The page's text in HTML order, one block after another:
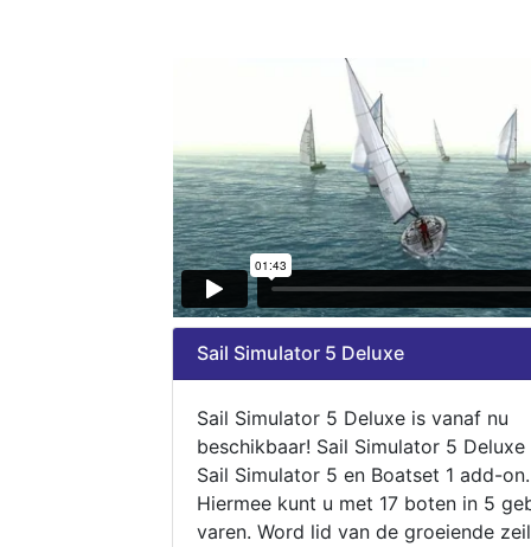
Sail Simulator 5 Deluxe
Sail Simulator 5 Deluxe is vanaf nu
beschikbaar! Sail Simulator 5
Sail Simulator 5 en Boatset 1 add-on.
Hiermee kunt u met 17 boten in 5
varen. Word lid van de groeiende zeil